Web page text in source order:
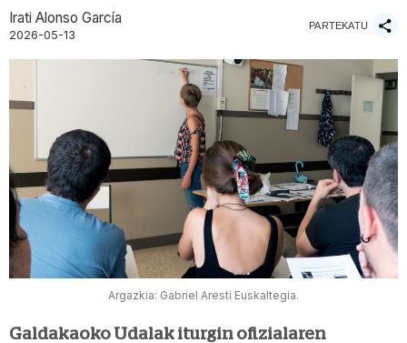
Irati Alonso García
2026-05-13
PARTEKATU
Argazkia: Gabriel Aresti Euskaltegia.
Galdakaoko Udalak iturgin ofizialaren